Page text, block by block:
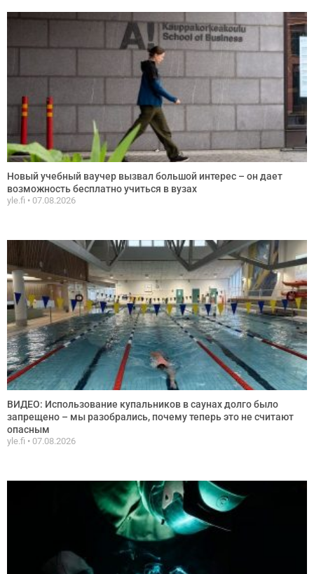
Новый учебный ваучер вызвал большой интерес – он дает
возможность бесплатно учиться в вузах
yle.fi 07.08.2026
ВИДЕО: Использование купальников в саунах долго было
запрещено – мы разобрались, почему теперь это не считают
опасным
yle.fi 07.08.2026